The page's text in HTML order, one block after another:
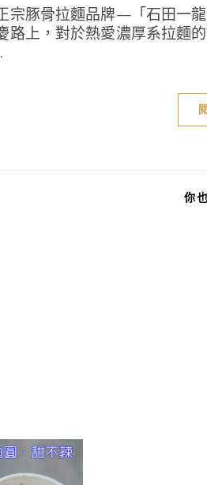
宗豚骨拉麵品牌—「石田一
路上，對於熱愛濃厚系拉麵
你